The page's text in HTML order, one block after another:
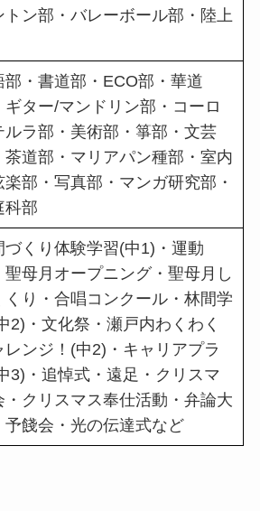
トン部・バレーボール部・陸上
部・書道部・ECO部・華道
ギター/マンドリン部・コーロ
ルラ部・美術部・箏部・文芸
茶道部・マリアパン種部・室内
楽部・写真部・マンガ研究部・
科部
づくり体験学習(中1)・運動
聖母月オープニング・聖母月し
くり・合唱コンクール・林間学
2)・文化祭・瀬戸内わくわく
レンジ！(中2)・キャリアプラ
3)・追悼式・遠足・クリスマ
・クリスマス奉仕活動・弁論大
予餞会・光の伝達式など